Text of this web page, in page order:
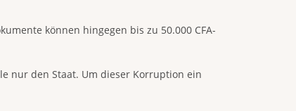
können hingegen bis zu 50.000 CFA-
nur den Staat. Um dieser Korruption ein